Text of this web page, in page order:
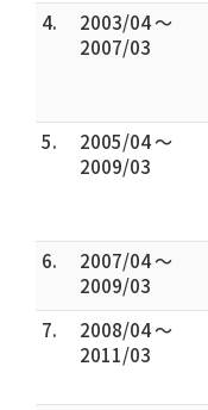
4.
2003/04 ～
2007/03
5.
2005/04 ～
2009/03
6.
2007/04 ～
2009/03
7.
2008/04 ～
2011/03